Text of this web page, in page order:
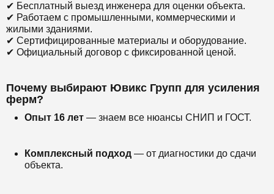
✔ Бесплатный выезд инженера для оценки объекта.
✔ Работаем с промышленными, коммерческими и
жилыми зданиями.
✔ Сертифицированные материалы и оборудование.
✔ Официальный договор с фиксированной ценой.
Почему выбирают Ювикс Групп для усиления
ферм?
Опыт 16 лет — знаем все нюансы СНИП и ГОСТ.
Комплексный подход — от диагностики до сдачи
объекта.